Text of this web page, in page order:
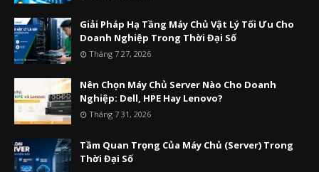
Giải Pháp Hạ Tầng Máy Chủ Vật Lý Tối Ưu Cho
Doanh Nghiệp Trong Thời Đại Số
Tháng 7 27, 2026
Nên Chọn Máy Chủ Server Nào Cho Doanh
Nghiệp: Dell, HPE Hay Lenovo?
Tháng 7 31, 2026
Tầm Quan Trọng Của Máy Chủ (Server) Trong
Thời Đại Số